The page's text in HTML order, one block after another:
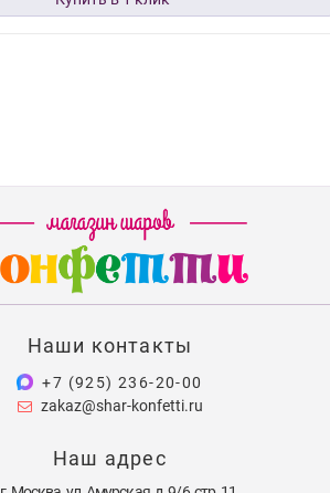
Наши контакты
+7 (925) 236-20-00
zakaz@shar-konfetti.ru
Наш адрес